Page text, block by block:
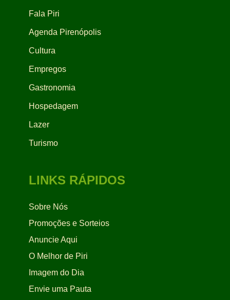
Fala Piri
Agenda Pirenópolis
Cultura
Empregos
Gastronomia
Hospedagem
Lazer
Turismo
LINKS RÁPIDOS
Sobre Nós
Promoções e Sorteios
Anuncie Aqui
O Melhor de Piri
Imagem do Dia
Envie uma Pauta